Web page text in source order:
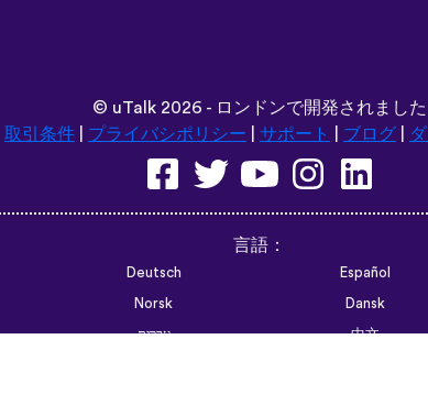
© uTalk 2026 - ロンドンで開発されました
取引条件
プライバシポリシー サポート ブログ
言語：
Deutsch Español
Norsk Dansk
עברית 中文